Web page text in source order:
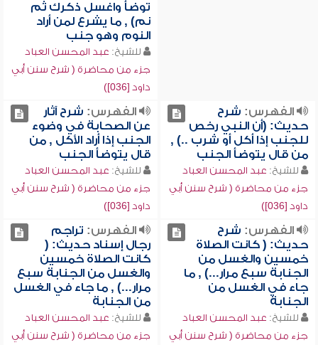
توضأ واغسل ذكرك ثم
نم) , ما يشرع لمن أراد
النوم وهو جنب
للشيخ: عبد المحسن العباد
جزء من محاضرة ( شرح سنن أبي
داود [036])
الفهرس: شرح
حديث: (أن النبي رخص
للجنب إذا أكل أو شرب ..) ,
من قال يتوضأ الجنب
للشيخ: عبد المحسن العباد
جزء من محاضرة ( شرح سنن أبي
داود [036])
الفهرس: شرح آثار
عن الصحابة في وضوء
الجنب إذا أراد الأكل , من
قال يتوضأ الجنب
للشيخ: عبد المحسن العباد
جزء من محاضرة ( شرح سنن أبي
داود [036])
الفهرس: شرح
حديث: ( كانت الصلاة
خمسين والغسل من
الجنابة سبع مرار...) , ما
جاء في الغسل من
الجنابة
للشيخ: عبد المحسن العباد
جزء من محاضرة ( شرح سنن أبي
الفهرس: تراجم
رجال إسناد حديث: (
كانت الصلاة خمسين
والغسل من الجنابة سبع
مرار...) , ما جاء في الغسل
من الجنابة
للشيخ: عبد المحسن العباد
جزء من محاضرة ( شرح سنن أبي